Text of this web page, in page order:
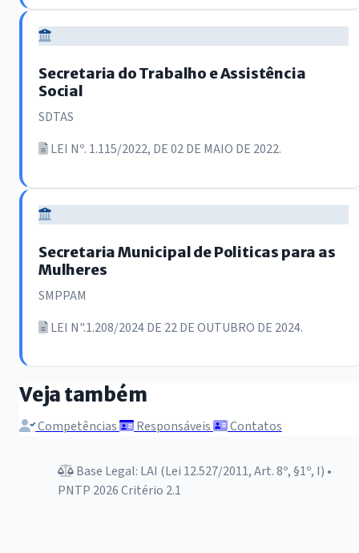
Secretaria do Trabalho e Assistência
Social
SDTAS
LEI Nº. 1.115/2022, DE 02 DE MAIO DE 2022.
Secretaria Municipal de Politicas para as
Mulheres
SMPPAM
LEI N".1.208/2024 DE 22 DE OUTUBRO DE 2024.
Veja também
Competências Responsáveis Contatos
Base Legal: LAI (Lei 12.527/2011, Art. 8º, §1º, I) •
PNTP 2026 Critério 2.1